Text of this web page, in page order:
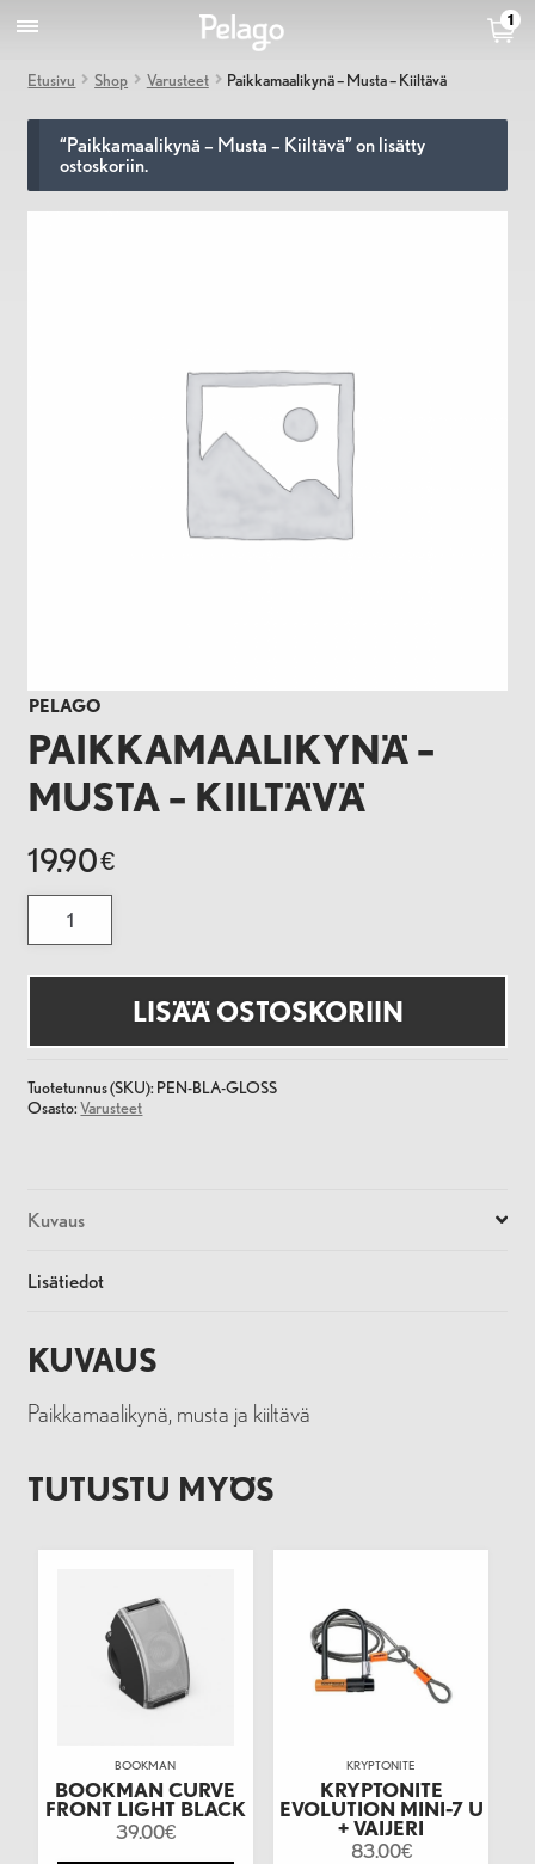
1
Etusivu Shop Varusteet Paikkamaalikynä – Musta – Kiiltävä
“Paikkamaalikynä – Musta – Kiiltävä” on lisätty
ostoskoriin.
PELAGO
PAIKKAMAALIKYNÄ –
MUSTA – KIILTÄVÄ
19.90€
Paikkamaalikynä
Musta
Kiiltävä
LISÄÄ OSTOSKORIIN
Tuotetunnus (SKU): PEN-BLA-GLOSS
Osasto:Varusteet
Kuvaus
Lisätiedot
KUVAUS
Paikkamaalikynä, musta ja kiiltävä
TUTUSTU MYÖS
BOOKMAN
BOOKMAN CURVE
FRONT LIGHT BLACK
39.00€
KRYPTONITE
KRYPTONITE
EVOLUTION MINI-7 U
+ VAIJERI
83.00€